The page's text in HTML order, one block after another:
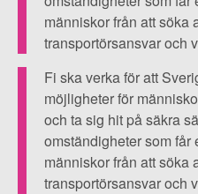
Flyktingkonventionen.
människor från att söka
transportörsansvar och
Fi ska verka för att
möjligheter för
och ta sig hit på säkra
omständigheter som får
människor från att söka
transportörsansvar och